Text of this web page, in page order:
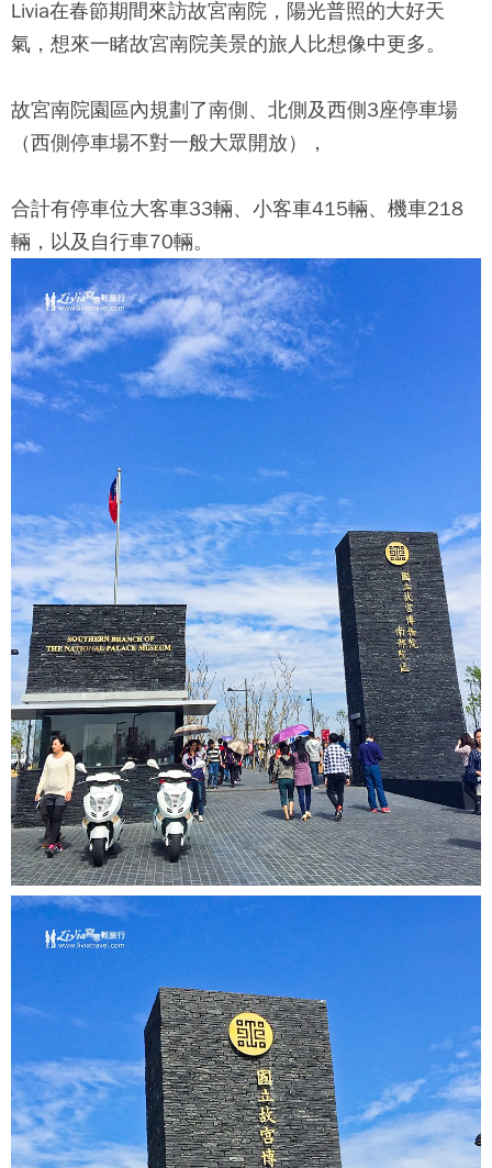
Livia在春節期間來訪故宮南院 ，陽光普照的大好天
氣，想來一睹故宮南院美景的旅人比想像中更多。
故宮南院園區內規劃了南側、北側及西側3座停車場
（西側停車場不對一般大眾開放），
合計有停車位大客車33輛、小客車415輛、機車218
輛，以及自行車70輛。